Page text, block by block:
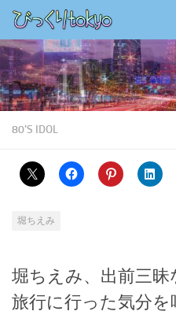
コンテンツの下
80'S IDOL
堀ちえみ
堀ちえみ、出前三
旅行に行った気分を